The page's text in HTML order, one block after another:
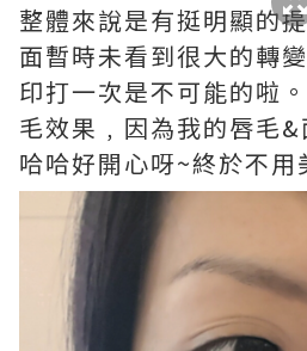
整體來說是有挺明顯的
面暫時未看到很大的轉
印打一次是不可能的啦
毛效果﹐因為我的唇毛&
哈哈好開心呀~終於不用